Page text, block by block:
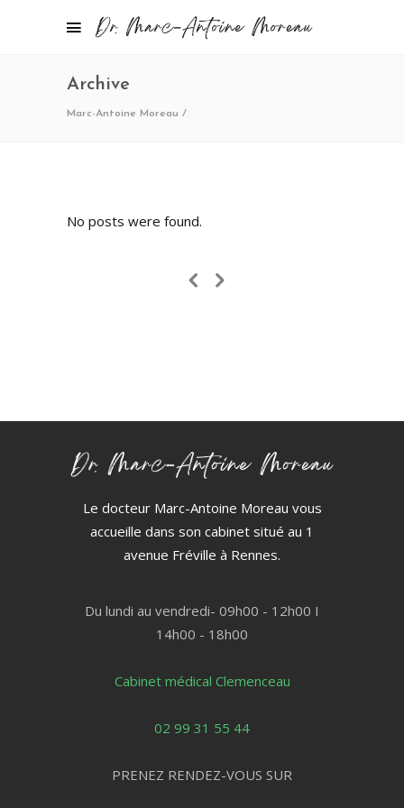
Archive
Marc-Antoine Moreau /
No posts were found.
Le docteur Marc-Antoine Moreau vous
accueille dans son cabinet situé au 1
avenue Fréville à Rennes.
Du lundi au vendredi- 09h00 - 12h00 I
14h00 - 18h00
Cabinet médical Clemenceau
02 99 31 55 44
PRENEZ RENDEZ-VOUS SUR